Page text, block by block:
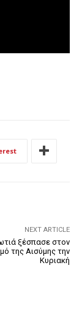
NEXT ARTICLE
ξέσπασε στον
της Αισύμης την
Κυριακή